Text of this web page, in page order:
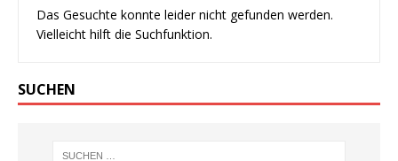
Das Gesuchte konnte leider nicht gefunden werden.
Vielleicht hilft die Suchfunktion.
SUCHEN